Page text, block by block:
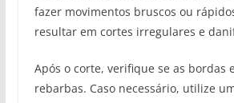
fazer movimentos bruscos ou
resultar em cortes irregulares e
Após o corte, verifique se as bordas
rebarbas. Caso necessário, utilize